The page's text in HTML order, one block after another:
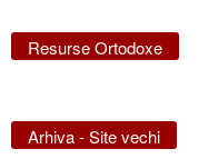
Resurse Ortodoxe
Arhiva - Site vechi